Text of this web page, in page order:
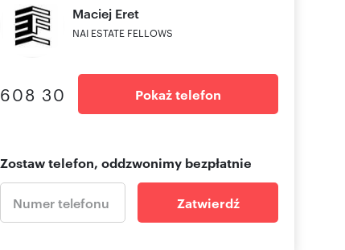
Maciej Eret
NAI ESTATE FELLOWS
608 30 Pokaż telefon
Zostaw telefon, oddzwonimy bezpłatnie
Zatwierdź